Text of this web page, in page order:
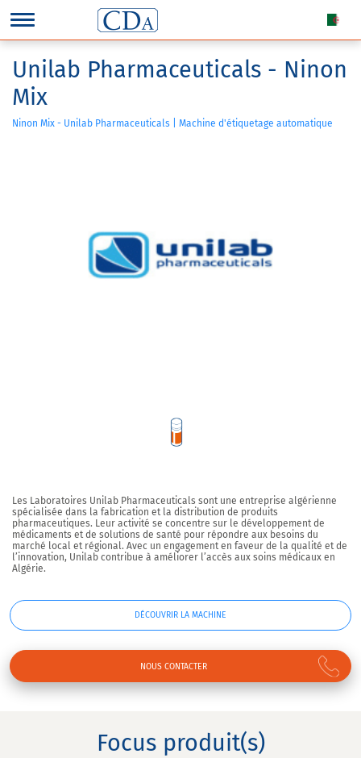
Unilab Pharmaceuticals - Ninon
Mix
Ninon Mix - Unilab Pharmaceuticals | Machine d'étiquetage automatique
Les Laboratoires Unilab Pharmaceuticals sont une entreprise algérienne
spécialisée dans la fabrication et la distribution de produits
pharmaceutiques. Leur activité se concentre sur le développement de
médicaments et de solutions de santé pour répondre aux besoins du
marché local et régional. Avec un engagement en faveur de la qualité et de
l’innovation, Unilab contribue à améliorer l’accès aux soins médicaux en
Algérie.
DÉCOUVRIR LA MACHINE
NOUS CONTACTER
Focus produit(s)